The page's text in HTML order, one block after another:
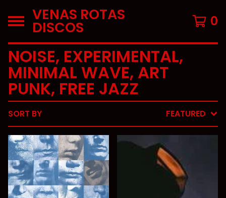
VENAS ROTAS
DISCOS 0
NOISE, EXPERIMENTAL,
MINIMAL WAVE, ART
PUNK, FREE JAZZ
SORT BY FEATURED